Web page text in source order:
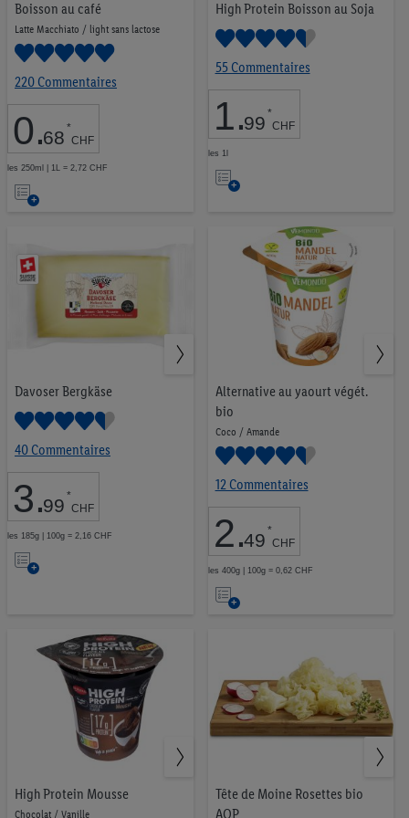
Boisson au café
Latte Macchiato / light sans lactose
220 Commentaires
0.68 *
CHF
les 250ml | 1L = 2,72 CHF
Ajouter
liste
d’envies
High Protein Boisson au Soja
55 Commentaires
1.99 *
CHF
les 1l
Ajouter
liste
d’envies
Davoser Bergkäse
40 Commentaires
3.99 *
CHF
les 185g | 100g = 2,16 CHF
Ajouter
liste
d’envies
Alternative au yaourt végét.
bio
Coco / Amande
12 Commentaires
2.49 *
CHF
les 400g | 100g = 0,62 CHF
Ajouter
liste
d’envies
High Protein Mousse
Chocolat / Vanille
Tête de Moine Rosettes bio
AOP
Ménage & nettoyage
Cosmétique & soins
Bébé
51
Nourriture pour animaux
Tabac 23
Protéines végétales
Snacks équilibrés
0,00 CHF 9,99 CHF
OK